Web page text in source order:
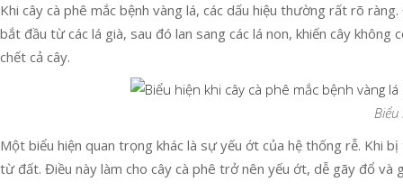
Khi cây cà phê mắc bệnh vàng lá, các dấu hiệu thường rất rõ
bắt đầu từ các lá già, sau đó lan sang các lá non, khiến cây
chết cả cây.
Biểu
Một biểu hiện quan trọng khác là sự yếu ớt của hệ thống rễ. Khi
từ đất. Điều này làm cho cây cà phê trở nên yếu ớt, dễ gãy đổ và